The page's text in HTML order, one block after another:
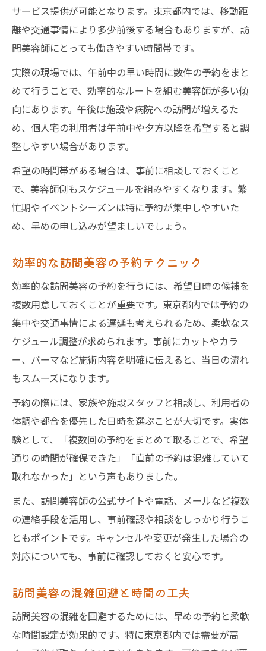
サービス提供が可能となります。東京都内では、移動距
離や交通事情により多少前後する場合もありますが、訪
問美容師にとっても働きやすい時間帯です。
実際の現場では、午前中の早い時間に数件の予約をまと
めて行うことで、効率的なルートを組む美容師が多い傾
向にあります。午後は施設や病院への訪問が増えるた
め、個人宅の利用者は午前中や夕方以降を希望すると調
整しやすい場合があります。
希望の時間帯がある場合は、事前に相談しておくこと
で、美容師側もスケジュールを組みやすくなります。繁
忙期やイベントシーズンは特に予約が集中しやすいた
め、早めの申し込みが望ましいでしょう。
効率的な訪問美容の予約テクニック
効率的な訪問美容の予約を行うには、希望日時の候補を
複数用意しておくことが重要です。東京都内では予約の
集中や交通事情による遅延も考えられるため、柔軟なス
ケジュール調整が求められます。事前にカットやカラ
ー、パーマなど施術内容を明確に伝えると、当日の流れ
もスムーズになります。
予約の際には、家族や施設スタッフと相談し、利用者の
体調や都合を優先した日時を選ぶことが大切です。実体
験として、「複数回の予約をまとめて取ることで、希望
通りの時間が確保できた」「直前の予約は混雑していて
取れなかった」という声もありました。
また、訪問美容師の公式サイトや電話、メールなど複数
の連絡手段を活用し、事前確認や相談をしっかり行うこ
ともポイントです。キャンセルや変更が発生した場合の
対応についても、事前に確認しておくと安心です。
訪問美容の混雑回避と時間の工夫
訪問美容の混雑を回避するためには、早めの予約と柔軟
な時間設定が効果的です。特に東京都内では需要が高